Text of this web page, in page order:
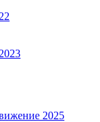
2025